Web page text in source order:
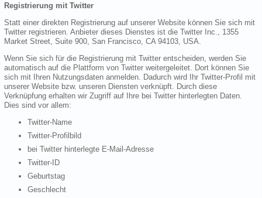
Registrierung mit Twitter
Statt einer direkten Registrierung auf unserer Website können Sie sich mit
Twitter registrieren. Anbieter dieses Dienstes ist die Twitter Inc., 1355
Market Street, Suite 900, San Francisco, CA 94103, USA.
Wenn Sie sich für die Registrierung mit Twitter entscheiden, werden Sie
automatisch auf die Plattform von Twitter weitergeleitet. Dort können Sie
sich mit Ihren Nutzungsdaten anmelden. Dadurch wird Ihr Twitter-Profil mit
unserer Website bzw. unseren Diensten verknüpft. Durch diese
Verknüpfung erhalten wir Zugriff auf Ihre bei Twitter hinterlegten Daten.
Dies sind vor allem:
Twitter-Name
Twitter-Profilbild
bei Twitter hinterlegte E-Mail-Adresse
Twitter-ID
Geburtstag
Geschlecht